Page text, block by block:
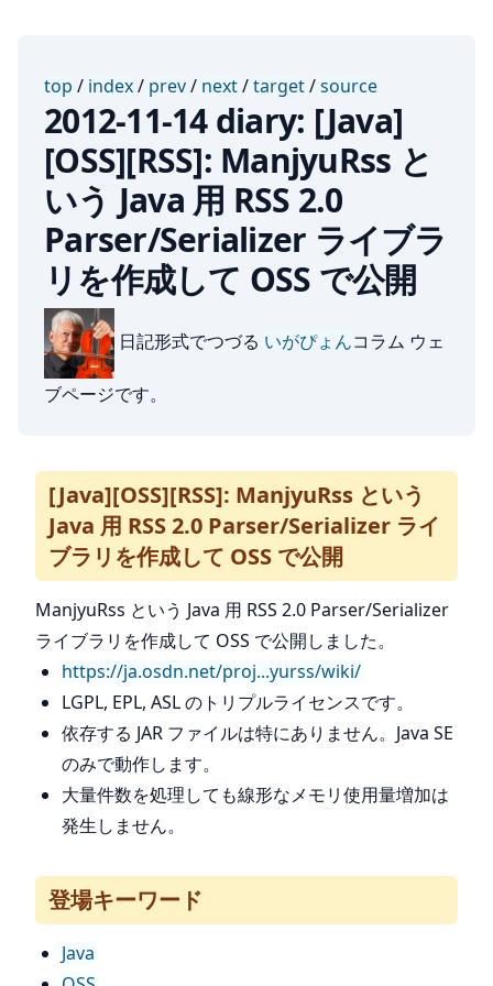
top / index/ prev/ next/target/source
2012-11-14 diary: [Java]
[OSS][RSS]: ManjyuRss と
いう Java 用 RSS 2.0
Parser/Serializer ライブラ
リを作成して OSS で公開
日記形式でつづる いがぴょんコラム ウェ
ブページです。
[Java][OSS][RSS]: ManjyuRss という
Java 用 RSS 2.0 Parser/Serializer ライ
ブラリを作成して OSS で公開
ManjyuRss という Java 用 RSS 2.0 Parser/Serializer
ライブラリを作成して OSS で公開しました。
https://ja.osdn.net/proj...yurss/wiki/
LGPL, EPL, ASL のトリプルライセンスです。
依存する JAR ファイルは特にありません。Java SE
のみで動作します。
大量件数を処理しても線形なメモリ使用量増加は
発生しません。
登場キーワード
Java